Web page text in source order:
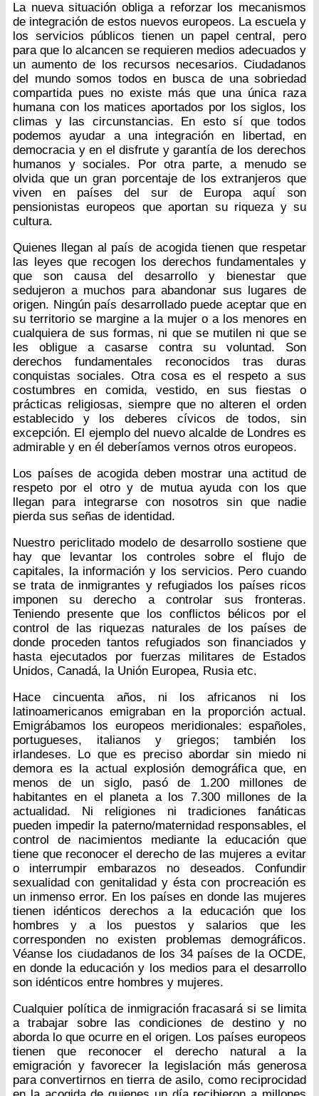
La nueva situación obliga a reforzar los mecanismos
de integración de estos nuevos europeos. La escuela y
los servicios públicos tienen un papel central, pero
para que lo alcancen se requieren medios adecuados y
un aumento de los recursos necesarios. Ciudadanos
del mundo somos todos en busca de una sobriedad
compartida pues no existe más que una única raza
humana con los matices aportados por los siglos, los
climas y las circunstancias. En esto sí que todos
podemos ayudar a una integración en libertad, en
democracia y en el disfrute y garantía de los derechos
humanos y sociales. Por otra parte, a menudo se
olvida que un gran porcentaje de los extranjeros que
viven en países del sur de Europa aquí son
pensionistas europeos que aportan su riqueza y su
cultura.
Quienes llegan al país de acogida tienen que respetar
las leyes que recogen los derechos fundamentales y
que son causa del desarrollo y bienestar que
sedujeron a muchos para abandonar sus lugares de
origen. Ningún país desarrollado puede aceptar que en
su territorio se margine a la mujer o a los menores en
cualquiera de sus formas, ni que se mutilen ni que se
les obligue a casarse contra su voluntad. Son
derechos fundamentales reconocidos tras duras
conquistas sociales. Otra cosa es el respeto a sus
costumbres en comida, vestido, en sus fiestas o
prácticas religiosas, siempre que no alteren el orden
establecido y los deberes cívicos de todos, sin
excepción. El ejemplo del nuevo alcalde de Londres es
admirable y en él deberíamos vernos otros europeos.
Los países de acogida deben mostrar una actitud de
respeto por el otro y de mutua ayuda con los que
llegan para integrarse con nosotros sin que nadie
pierda sus señas de identidad.
Nuestro periclitado modelo de desarrollo sostiene que
hay que levantar los controles sobre el flujo de
capitales, la información y los servicios. Pero cuando
se trata de inmigrantes y refugiados los países ricos
imponen su derecho a controlar sus fronteras.
Teniendo presente que los conflictos bélicos por el
control de las riquezas naturales de los países de
donde proceden tantos refugiados son financiados y
hasta ejecutados por fuerzas militares de Estados
Unidos, Canadá, la Unión Europea, Rusia etc.
Hace cincuenta años, ni los africanos ni los
latinoamericanos emigraban en la proporción actual.
Emigrábamos los europeos meridionales: españoles,
portugueses, italianos y griegos; también los
irlandeses. Lo que es preciso abordar sin miedo ni
demora es la actual explosión demográfica que, en
menos de un siglo, pasó de 1.200 millones de
habitantes en el planeta a los 7.300 millones de la
actualidad. Ni religiones ni tradiciones fanáticas
pueden impedir la paterno/maternidad responsables, el
control de nacimientos mediante la educación que
tiene que reconocer el derecho de las mujeres a evitar
o interrumpir embarazos no deseados. Confundir
sexualidad con genitalidad y ésta con procreación es
un inmenso error. En los países en donde las mujeres
tienen idénticos derechos a la educación que los
hombres y a los puestos y salarios que les
corresponden no existen problemas demográficos.
Véanse los ciudadanos de los 34 países de la OCDE,
en donde la educación y los medios para el desarrollo
son idénticos entre hombres y mujeres.
Cualquier política de inmigración fracasará si se limita
a trabajar sobre las condiciones de destino y no
aborda lo que ocurre en el origen. Los países europeos
tienen que reconocer el derecho natural a la
emigración y favorecer la legislación más generosa
para convertirnos en tierra de asilo, como reciprocidad